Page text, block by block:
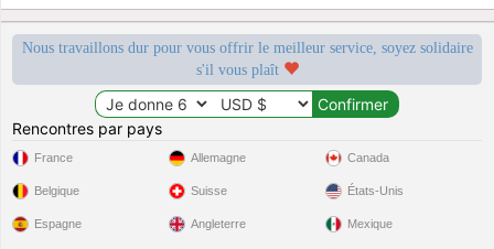
Nous travaillons dur pour vous offrir le meilleur service, soyez solidaire
s'il vous plaît
Rencontres par pays
France
Belgique
Espagne
Allemagne
Suisse
Angleterre
Canada
États-Unis
Mexique